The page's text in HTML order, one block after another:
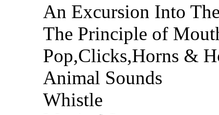
An Excursion Into
The Principle of
Pop,Clicks,Horns &
Animal Sounds
Whistle